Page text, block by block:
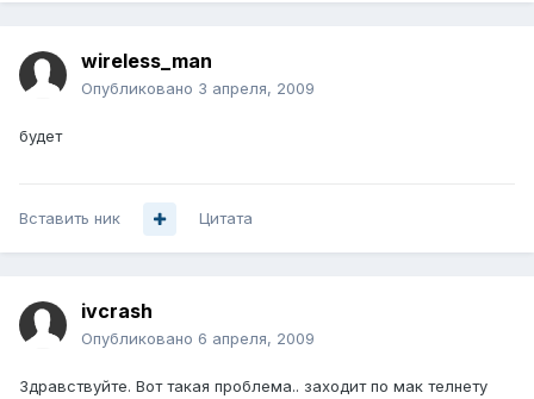
wireless_man
Опубликовано 3 апреля, 2009
будет
Вставить ник Цитата
ivcrash
Опубликовано 6 апреля, 2009
Здравствуйте. Вот такая проблема.. заходит по мак телнету